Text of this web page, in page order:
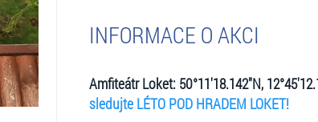
INFORMACE O AKCI
Amfiteátr Loket: 50°11'18.142"N,
sledujte LÉTO POD HRADEM LOKET!